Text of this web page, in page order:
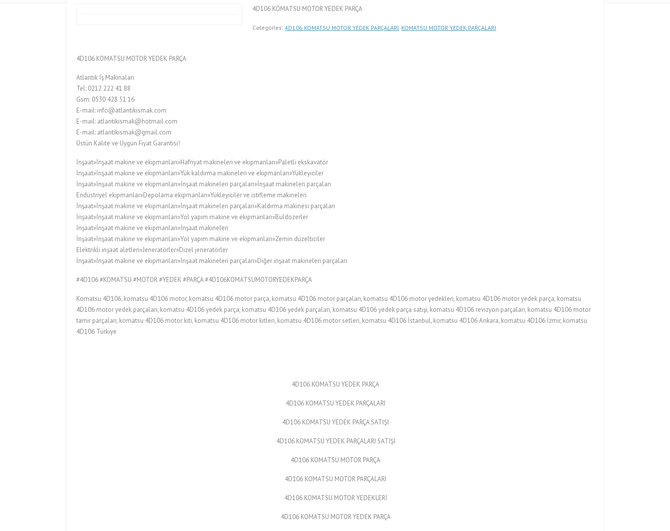
4D106 KOMATSU MOTOR YEDEK PARÇA
Categories: 4D106 KOMATSU MOTOR YEDEK PARÇALARI, KOMATSU MOTOR YEDEK PARÇALARI
4D106 KOMATSU MOTOR YEDEK PARÇA
Atlantik İş Makinaları
Tel: 0212 222 41 88
Gsm: 0530 428 51 16
E-mail: info@atlantikismak.com
E-mail: atlantikismak@hotmail.com
E-mail: atlantikismak@gmail.com
Üstün Kalite ve Uygun Fiyat Garantisi!
İnşaat»İnşaat makine ve ekipmanları»Hafriyat makineleri ve ekipmanları»Paletli ekskavatör
İnşaat»İnşaat makine ve ekipmanları»Yük kaldırma makineleri ve ekipmanları»Yükleyiciler
İnşaat»İnşaat makine ve ekipmanları»İnşaat makineleri parçaları»İnşaat makineleri parçaları
Endüstriyel ekipmanlar»Depolama ekipmanları»Yükleyiciler ve istifleme makineleri
İnşaat»İnşaat makine ve ekipmanları»İnşaat makineleri parçaları»Kaldırma makinesi parçaları
İnşaat»İnşaat makine ve ekipmanları»Yol yapım makine ve ekipmanları»Buldozerler
İnşaat»İnşaat makine ve ekipmanları»İnşaat makineleri
İnşaat»İnşaat makine ve ekipmanları»Yol yapım makine ve ekipmanları»Zemin düzelticiler
Elektrikli inşaat aletleri»Jeneratörler»Dizel jeneratörler
İnşaat»İnşaat makine ve ekipmanları»İnşaat makineleri parçaları»Diğer inşaat makineleri parçaları
#4D106 #KOMATSU #MOTOR #YEDEK #PARÇA #4D106KOMATSUMOTORYEDEKPARÇA
Komatsu 4D106, komatsu 4D106 motor, komatsu 4D106 motor parça, komatsu 4D106 motor parçaları, komatsu 4D106 motor yedekleri, komatsu 4D106 motor yedek parça, komatsu
4D106 motor yedek parçaları, komatsu 4D106 yedek parça, komatsu 4D106 yedek parçaları, komatsu 4D106 yedek parça satışı, komatsu 4D106 revizyon parçaları, komatsu 4D106 motor
tamir parçaları, komatsu 4D106 motor kiti, komatsu 4D106 motor kitleri, komatsu 4D106 motor setleri, komatsu 4D106 İstanbul, komatsu 4D106 Ankara, komatsu 4D106 İzmir, komatsu
4D106 Türkiye
4D106 KOMATSU YEDEK PARÇA
4D106 KOMATSU YEDEK PARÇALARI
4D106 KOMATSU YEDEK PARÇA SATIŞI
4D106 KOMATSU YEDEK PARÇALARI SATIŞI
4D106 KOMATSU MOTOR PARÇA
4D106 KOMATSU MOTOR PARÇALARI
4D106 KOMATSU MOTOR YEDEKLERİ
4D106 KOMATSU MOTOR YEDEK PARÇA